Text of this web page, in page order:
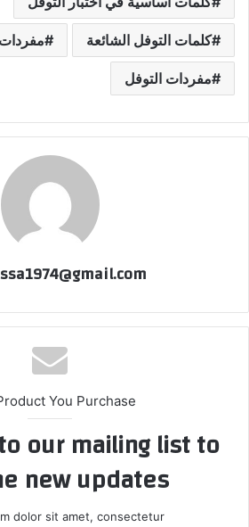
كلمات التوفل الشائعة مفردات
مفردات التوفل
You Purchase
our mailing list to
new updates!
dolor sit amet, consectetur.